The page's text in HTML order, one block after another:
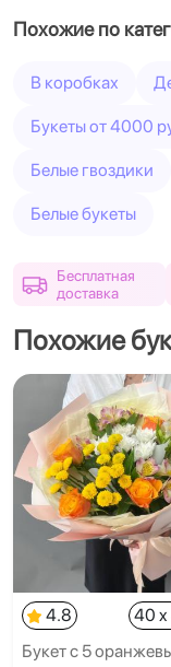
Похожие по
В коробках
Букеты от 4000
Белые гвоздики
Белые букеты
Бесплатная
доставка
Похожие
4.8
40 x
Букет с 5